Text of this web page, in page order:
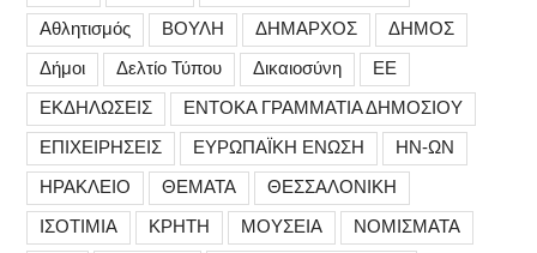
Αθλητισμός
ΒΟΥΛΗ ΔΗΜΑΡΧΟΣ
ΔΗΜΟΣ
Δήμοι
Δελτίο Τύπου Δικαιοσύνη
ΕΕ
ΕΚΔΗΛΩΣΕΙΣ
ΕΝΤΟΚΑ ΓΡΑΜΜΑΤΙΑ ΔΗΜΟΣΙΟΥ
ΕΠΙΧΕΙΡΗΣΕΙΣ
ΕΥΡΩΠΑΪΚΗ ΕΝΩΣΗ
ΗΝ-ΩΝ
ΗΡΑΚΛΕΙΟ
ΘΕΜΑΤΑ
ΘΕΣΣΑΛΟΝΙΚΗ
ΙΣΟΤΙΜΙΑ
ΚΡΗΤΗ ΜΟΥΣΕΙΑ
ΝΟΜΙΣΜΑΤΑ